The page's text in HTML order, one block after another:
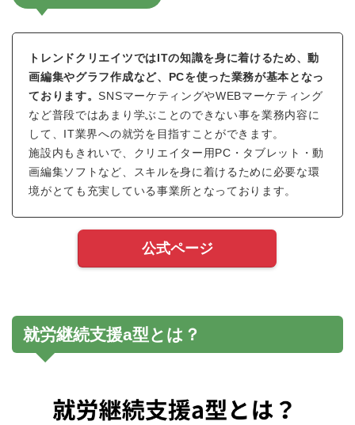
トレンドクリエイツではITの知識を身に着けるため、動
画編集やグラフ作成など、PCを使った業務が基本となっ
ております。SNSマーケティングやWEBマーケティング
など普段ではあまり学ぶことのできない事を業務内容に
して、IT業界への就労を目指すことができます。
施設内もきれいで、クリエイター用PC​・タブレット・動
画編集ソフトなど、スキルを身に着けるために必要な環
境がとても充実している事業所となっております。
公式ページ
就労継続支援a型とは？